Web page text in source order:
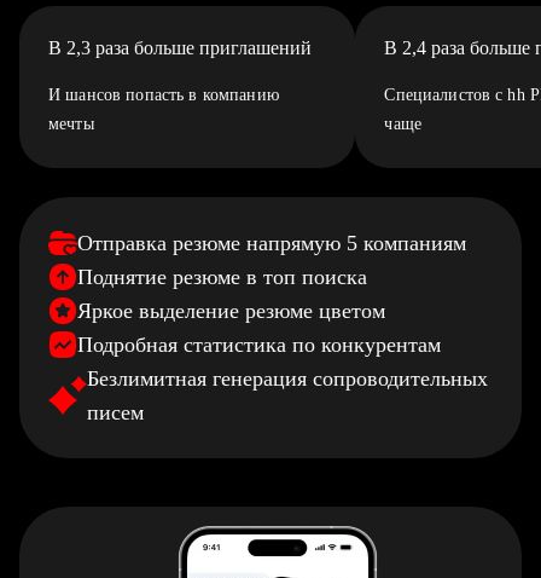
В 2,3 раза больше приглашений
И шансов попасть в компанию
мечты
В 2,4 раза больше
Специалистов с hh
чаще
Отправка резюме напрямую 5 компаниям
Поднятие резюме в топ поиска
Яркое выделение резюме цветом
Подробная статистика по конкурентам
Безлимитная генерация сопроводительных
писем